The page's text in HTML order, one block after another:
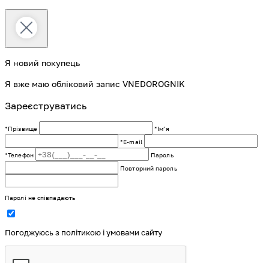
Я новий покупець
Я вже маю обліковий запис VNEDOROGNIK
Зареєструватись
*Прізвище
*Імʼя
*E-mail
*Телефон
Пароль
Повторний пароль
Паролі не співпадають
Погоджуюсь з політикою і умовами сайту